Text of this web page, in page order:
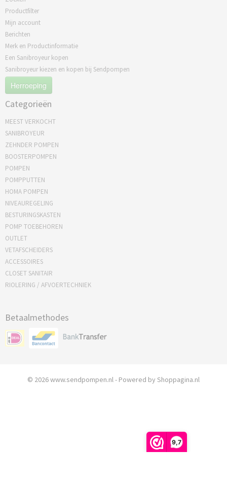
9,7
Productfilter
Mijn account
Berichten
Merk en Productinformatie
Een Sanibroyeur kopen
Sanibroyeur kiezen en kopen bij Sendpompen
Herroeping
Categorieën
MEEST VERKOCHT
SANIBROYEUR
ZEHNDER POMPEN
BOOSTERPOMPEN
POMPEN
POMPPUTTEN
HOMA POMPEN
NIVEAUREGELING
BESTURINGSKASTEN
POMP TOEBEHOREN
OUTLET
VETAFSCHEIDERS
ACCESSOIRES
CLOSET SANITAIR
RIOLERING / AFVOERTECHNIEK
Betaalmethodes
© 2026 www.sendpompen.nl - Powered by Shoppagina.nl